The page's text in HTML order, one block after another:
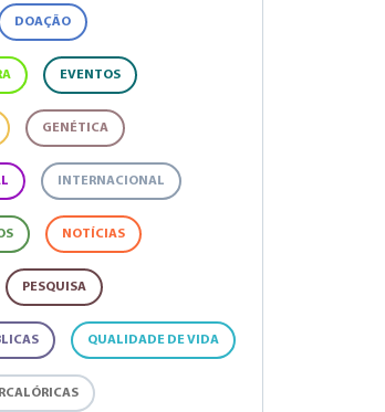
DOAÇÃO
EVENTOS
GENÉTICA
INTERNACIONAL
NOTÍCIAS
PESQUISA
QUALIDADE DE VIDA